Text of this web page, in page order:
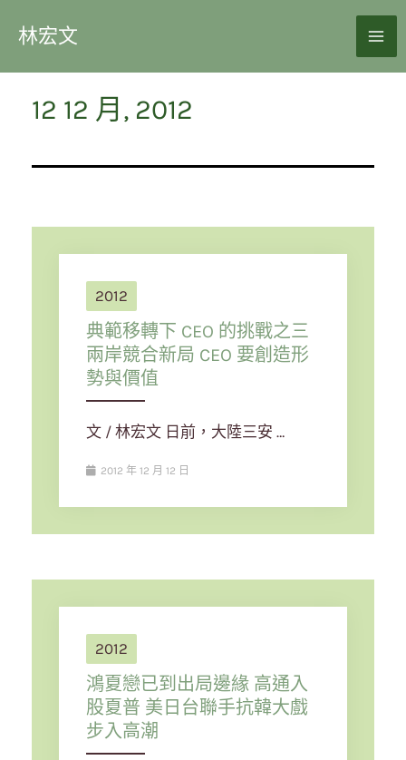
林宏文
12 12 月, 2012
2012
典範移轉下 CEO 的挑戰之三
兩岸競合新局 CEO 要創造形
勢與價值
文 / 林宏文 日前，大陸三安 …
2012 年 12 月 12 日
2012
鴻夏戀已到出局邊緣 高通入
股夏普 美日台聯手抗韓大戲
步入高潮